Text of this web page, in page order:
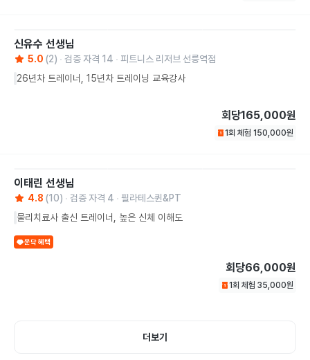
신유수 선생님
5.0 (2) 검증 자격 14
피트니스 리저브 선릉역점
26년차 트레이너, 15년차 트레이닝 교육강사
회당165,000원
1회 체험 150,000원
이태린 선생님
4.8 (10) 검증 자격 4
필라테스퀸&PT
물리치료사 출신 트레이너, 높은 신체 이해도
운닥 혜택
회당66,000원
1회 체험 35,000원
더보기